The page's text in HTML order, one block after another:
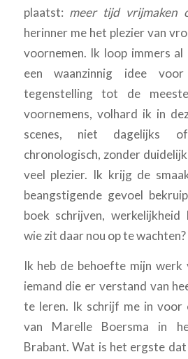
plaatst: meer tijd vrijmaken
herinner me het plezier van
voornemen. Ik loop immers
een waanzinnig idee
tegenstelling tot de
voornemens, volhard ik in
scenes, niet dagelijks
chronologisch, zonder
veel plezier. Ik krijg de
beangstigende gevoel
boek schrijven,
wie zit daar nou op te wachten?
Ik heb de behoefte mijn werk
iemand die er verstand van
te leren. Ik schrijf me in voor
van Marelle Boersma in
Brabant. Wat is het ergste